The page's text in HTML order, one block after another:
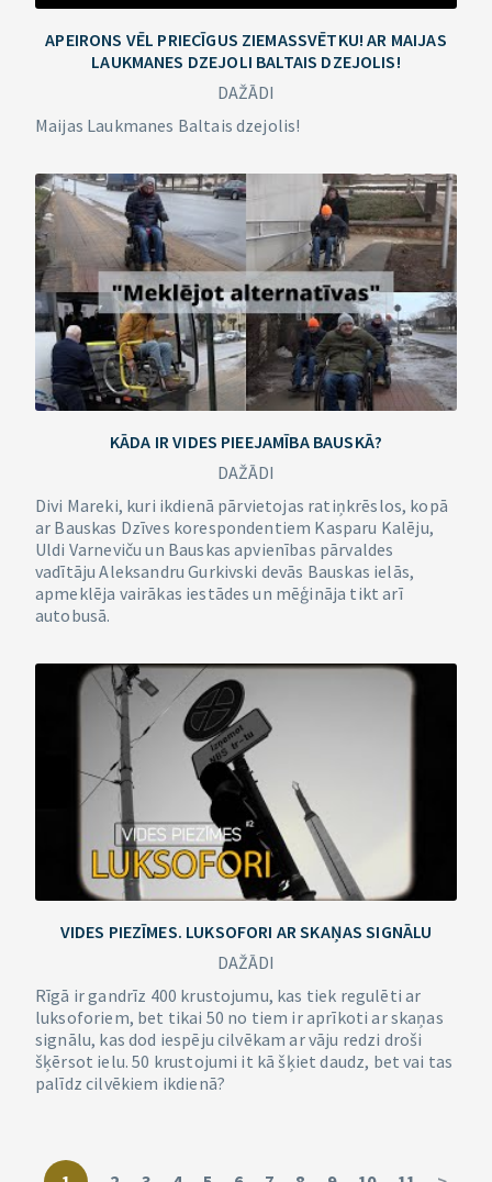
APEIRONS VĒL PRIECĪGUS ZIEMASSVĒTKU! AR MAIJAS
LAUKMANES DZEJOLI BALTAIS DZEJOLIS!
DAŽĀDI
Maijas Laukmanes Baltais dzejolis!
KĀDA IR VIDES PIEEJAMĪBA BAUSKĀ?
DAŽĀDI
Divi Mareki, kuri ikdienā pārvietojas ratiņkrēslos, kopā
ar Bauskas Dzīves korespondentiem Kasparu Kalēju,
Uldi Varneviču un Bauskas apvienības pārvaldes
vadītāju Aleksandru Gurkivski devās Bauskas ielās,
apmeklēja vairākas iestādes un mēģināja tikt arī
autobusā.
VIDES PIEZĪMES. LUKSOFORI AR SKAŅAS SIGNĀLU
DAŽĀDI
Rīgā ir gandrīz 400 krustojumu, kas tiek regulēti ar
luksoforiem, bet tikai 50 no tiem ir aprīkoti ar skaņas
signālu, kas dod iespēju cilvēkam ar vāju redzi droši
šķērsot ielu. 50 krustojumi it kā šķiet daudz, bet vai tas
palīdz cilvēkiem ikdienā?